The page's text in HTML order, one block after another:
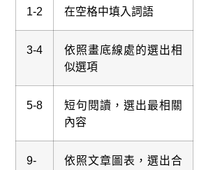
1-2 在空格中填入詞語
3-4
依照畫底線處的選出相
似選項
5-8
短句閱讀，選出最相關
內容
9-
依照文章圖表，選出合